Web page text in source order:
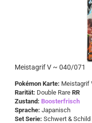
Meistagrif V ~ 040/071
Pokémon Karte: Meistagrif
Rarität: Double Rare RR
Zustand: Boosterfrisch
Sprache: Japanisch
Set Serie: Schwert & Schild